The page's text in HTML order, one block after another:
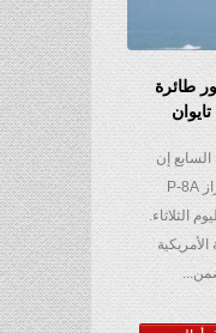
طائرة
إن
طائرة “دورية بحرية” من طراز P-8A
الثلاثاء.